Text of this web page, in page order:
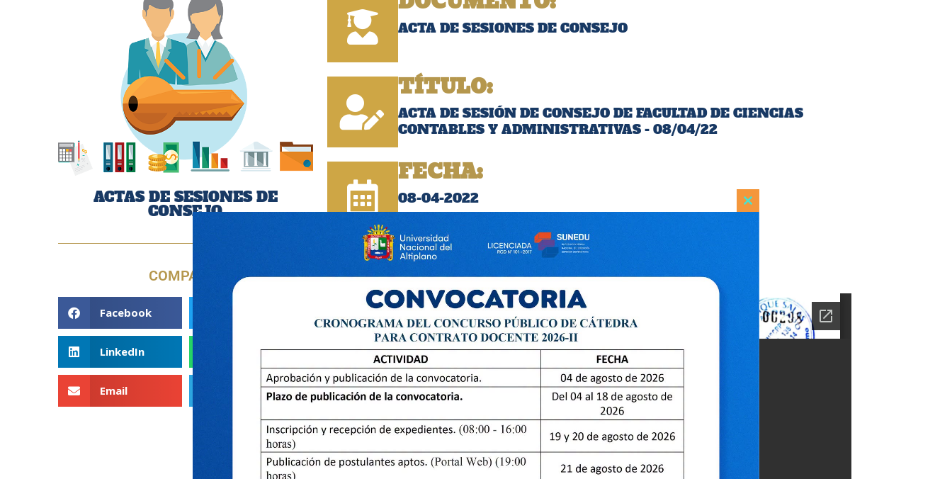
ACTAS DE SESIONES DE
CONSEJO
COMPARTE
Facebook
LinkedIn WhatsApp
Email Telegram
ACTA DE SESIONES DE CONSEJO
TÍTULO:
ACTA DE SESIÓN DE CONSEJO DE FACULTAD DE CIENCIAS
CONTABLES Y ADMINISTRATIVAS - 08/04/22
FECHA:
08-04-2022
Close